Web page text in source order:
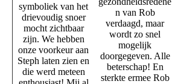
symboliek van het
drievoudig snoer
mocht zichtbaar
zijn. We hebben
onze voorkeur aan
Steph laten zien en
die werd meteen
n van Rob
verdaagd, maar
wordt zo snel
mogelijk
doorgegeven. Alle
beterschap! En
sterkte ermee Rob